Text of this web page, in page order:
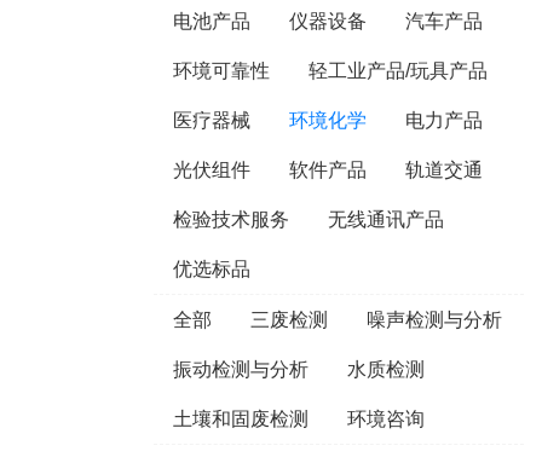
电池产品 仪器设备 汽车产品
环境可靠性 轻工业产品/玩具产品
医疗器械 环境化学 电力产品
光伏组件 软件产品 轨道交通
检验技术服务 无线通讯产品
优选标品
全部 三废检测 噪声检测与分析
振动检测与分析 水质检测
土壤和固废检测 环境咨询